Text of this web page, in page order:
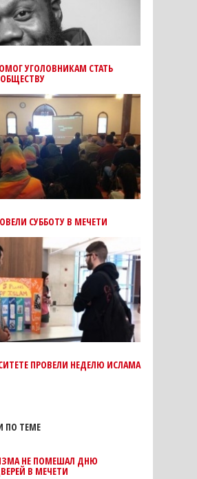
УГОЛОВНИКАМ СТАТЬ
СУББОТУ В МЕЧЕТИ
ПРОВЕЛИ НЕДЕЛЮ ИСЛАМА
ПО ТЕМЕ
НЕ ПОМЕШАЛ ДНЮ
В МЕЧЕТИ